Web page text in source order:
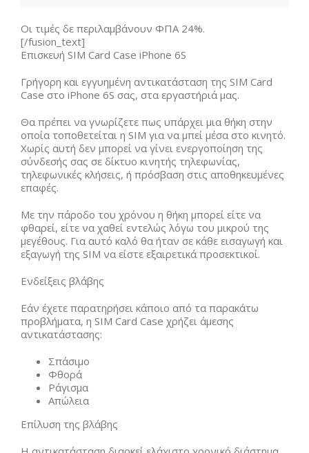
Οι τιμές δε περιλαμβάνουν ΦΠΑ 24%.
[/fusion_text]
Επισκευή SIM Card Case iPhone 6S
Γρήγορη και εγγυημένη αντικατάσταση της SIM Card
Case στο iPhone 6S σας, στα εργαστήριά μας.
Θα πρέπει να γνωρίζετε πως υπάρχει μια θήκη στην
οποία τοποθετείται η SIM για να μπεί μέσα στο κινητό.
Χωρίς αυτή δεν μπορεί να γίνει ενεργοποίηση της
σύνδεσής σας σε δίκτυο κινητής τηλεφωνίας,
τηλεφωνικές κλήσεις, ή πρόσβαση στις αποθηκευμένες
επαφές.
Με την πάροδο του χρόνου η θήκη μπορεί είτε να
φθαρεί, είτε να χαθεί εντελώς λόγω του μικρού της
μεγέθους. Για αυτό καλό θα ήταν σε κάθε εισαγωγή και
εξαγωγή της SIM να είστε εξαιρετικά προσεκτικοί.
Ενδείξεις βλάβης
Εάν έχετε παρατηρήσει κάποιο από τα παρακάτω
προβλήματα, η SIM Card Case χρήζει άμεσης
αντικατάστασης:
Σπάσιμο
Φθορά
Ράγισμα
Απώλεια
Επίλυση της βλάβης